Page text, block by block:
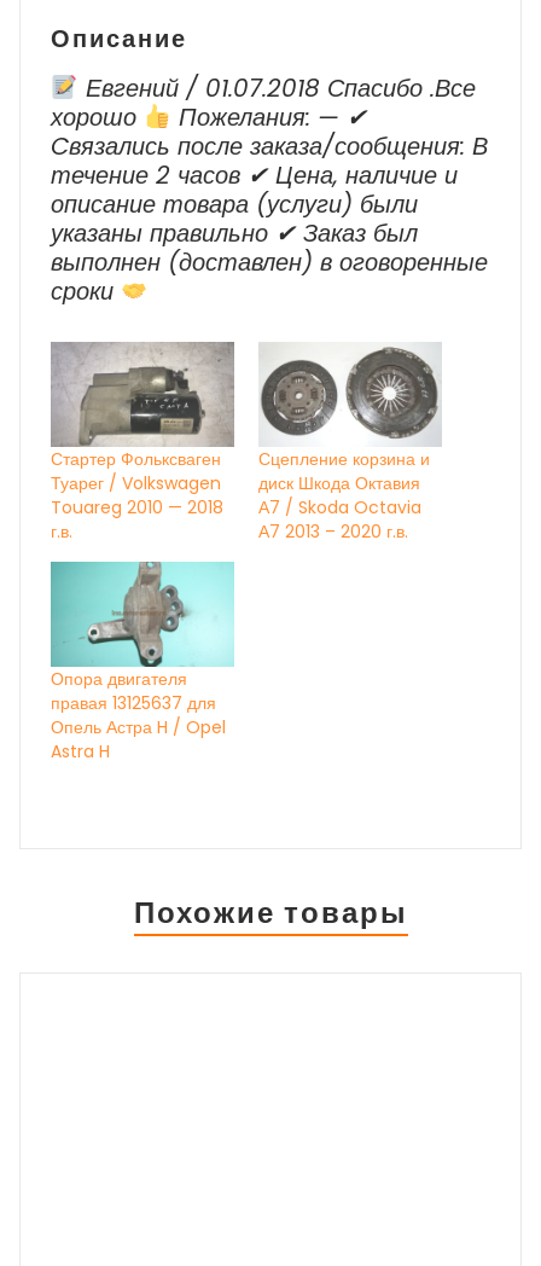
Описание
Евгений / 01.07.2018 Спасибо .Все
хорошо
Пожелания: — ✔
Cвязались после заказа/сообщения: В
течение 2 часов ✔ Цена, наличие и
описание товара (услуги) были
указаны правильно ✔ Заказ был
выполнен (доставлен) в оговоренные
сроки
Стартер Фольксваген
Туарег / Volkswagen
Touareg 2010 — 2018
г.в.
Сцепление корзина и
диск Шкода Октавия
А7 / Skoda Octavia
А7 2013 – 2020 г.в.
Опора двигателя
правая 13125637 для
Опель Астра H / Opel
Astra H
Похожие товары